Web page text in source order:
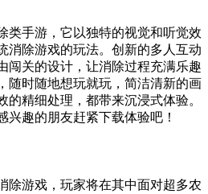
类手游，它以独特的视觉和听觉效
消除游戏的玩法。创新的多人互动
闯关的设计，让消除过程充满乐趣
随时随地想玩就玩，简洁清新的画
的精细处理，都带来沉浸式体验。
兴趣的朋友赶紧下载体验吧！
除游戏，玩家将在其中面对超多农